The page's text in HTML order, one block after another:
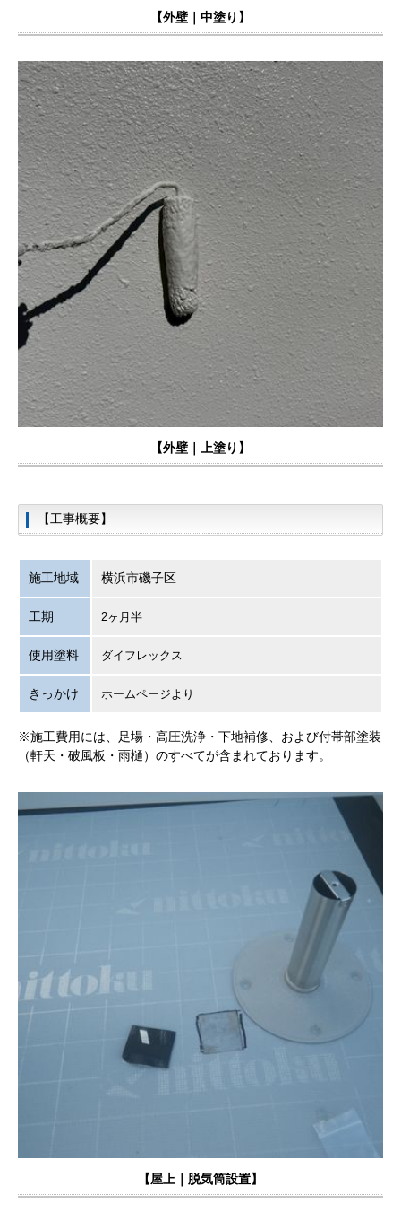
【外壁｜中塗り】
【外壁｜上塗り】
【工事概要】
施工地域 横浜市磯子区
工期 2ヶ月半
使用塗料 ダイフレックス
きっかけ ホームページより
※施工費用には、足場・高圧洗浄・下地補修、および付帯部塗装
（軒天・破風板・雨樋）のすべてが含まれております。
【屋上｜ 脱気筒設置】